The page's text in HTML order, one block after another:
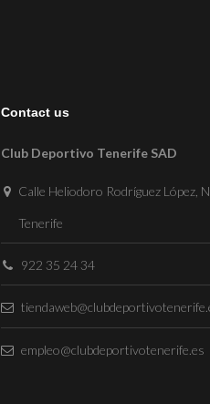
Contact us
Club Deportivo Tenerife SAD
Calle Heliodoro Rodríguez López,
Tenerife
922 35 24 34
empleo@clubdeportivotenerife.es